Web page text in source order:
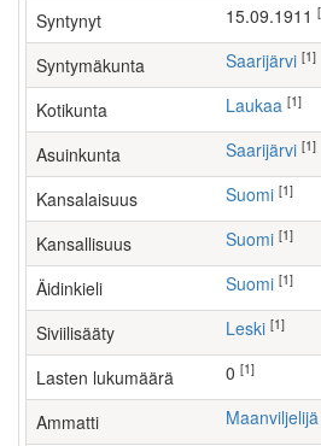
Syntynyt 15.09.1911
Syntymäkunta Saarijärvi [1]
Kotikunta Laukaa [1]
Asuinkunta Saarijärvi [1]
Kansalaisuus Suomi [1]
Kansallisuus Suomi [1]
Äidinkieli Suomi [1]
Siviilisääty Leski [1]
Lasten lukumäärä [1]
Ammatti maanviljelijä